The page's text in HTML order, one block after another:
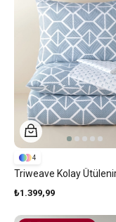
₺1.399,99
4